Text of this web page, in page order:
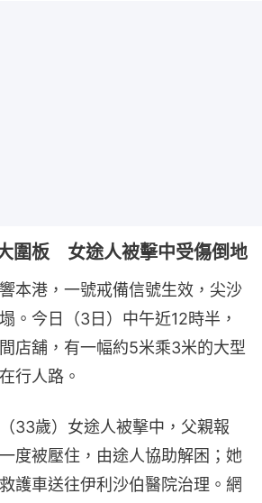
圍板 女途人被擊中受傷倒地
本港，一號戒備信號生效，尖沙
。今日（3日）中午近12時半，
店舖，有一幅約5米乘3米的大型
行人路。
33歲）女途人被擊中，父親報
度被壓住，由途人協助解困；她
護車送往伊利沙伯醫院治理。網